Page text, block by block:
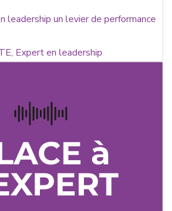
leadership un levier de performance
Expert en leadership